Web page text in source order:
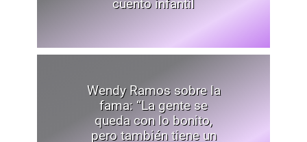
cuento infantil
Wendy Ramos sobre la
fama: “La gente se
queda con lo bonito,
pero también tiene un